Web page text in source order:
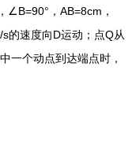
∠B=90°，AB=8cm，
的速度向D运动；点Q从
一个动点到达端点时，